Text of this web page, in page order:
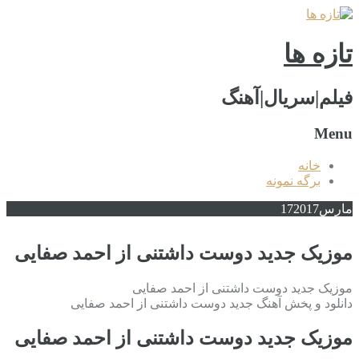
تازه ها
فیلم|سریال|آهنگ
Menu
خانه
برگه نمونه
مارس 172017
موزیک جدید دوست داشتنی از احمد صفایی
موزیک جدید دوست داشتنی از احمد صفایی
دانلود و پخش آهنگ جدید دوست داشتنی از احمد صفایی
موزیک جدید دوست داشتنی از احمد صفایی